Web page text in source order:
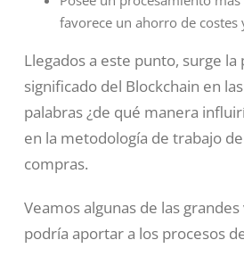
favorece un ahorro de costes
Llegados a este punto, surge
significado del Blockchain en
palabras ¿de qué manera
en la metodología de trabajo
compras.
Veamos algunas de las
podría aportar a los procesos